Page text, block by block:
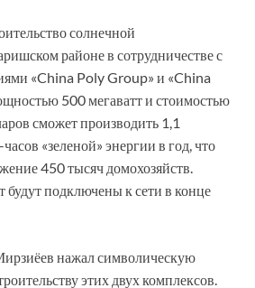
солнечной
районе в сотрудничестве с
«China Poly Group» и «China
500 мегаватт и стоимостью
сможет производить 1,1
«зеленой» энергии в год, что
450 тысяч домохозяйств.
будут подключены к сети в конце
нажал символическую
этих двух комплексов.